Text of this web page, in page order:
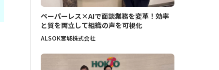
ペーパーレス×AIで面談業務を変革！効率
と質を両立して組織の声を可視化
ALSOK宮城株式会社